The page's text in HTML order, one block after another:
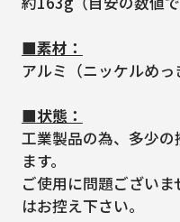
■素材：
アルミ（ニッケルめっ
■状態：
工業製品の為、多少
ます。
ご使用に問題ござい
はお控え下さい。